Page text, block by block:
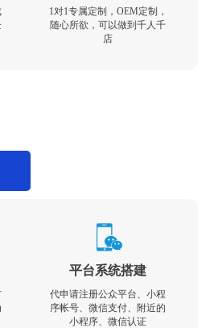
1对1专属定制，OEM定制，
随心所欲，可以做到千人千
店
平台系统搭建
代申请注册公众平台、小程
序帐号、微信支付、附近的
小程序、微信认证